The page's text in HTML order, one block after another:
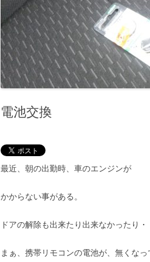
電池交換
最近、朝の出勤時、車のエンジンが
かからない事がある。
ドアの解除も出来たり出来なかったり・
まぁ、携帯リモコンの電池が、無くな